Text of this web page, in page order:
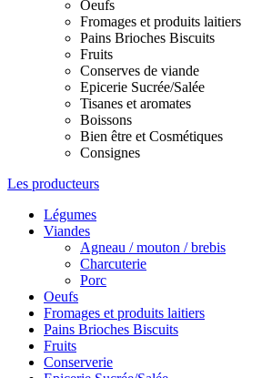
Oeufs
Fromages et produits laitiers
Pains Brioches Biscuits
Fruits
Conserves de viande
Epicerie Sucrée/Salée
Tisanes et aromates
Boissons
Bien être et Cosmétiques
Consignes
Les producteurs
Légumes
Viandes
Agneau / mouton / brebis
Charcuterie
Porc
Oeufs
Fromages et produits laitiers
Pains Brioches Biscuits
Fruits
Conserverie